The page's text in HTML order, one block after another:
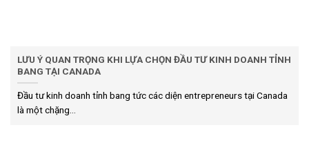
LƯU Ý QUAN TRỌNG KHI LỰA CHỌN ĐẦU TƯ KINH DOANH TỈNH
BANG TẠI CANADA
Đầu tư kinh doanh tỉnh bang tức các diện entrepreneurs tại Canada
là một chặng...